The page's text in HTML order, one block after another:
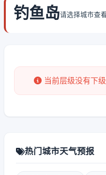
钓鱼岛请选择城市查
当前层级没有下级
热门城市天气预报